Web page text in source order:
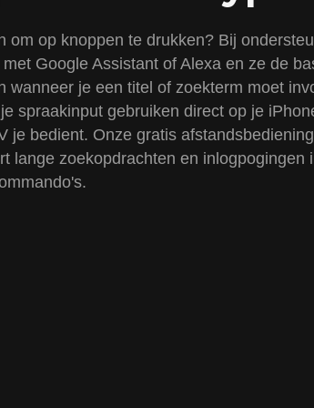
om op knoppen te drukken? Bij
Google Assistant of Alexa en ze de
wanneer je een titel of zoekterm moet
spraakinput gebruiken direct op je
je bedient. Onze gratis
lange zoekopdrachten en inlogpogingen